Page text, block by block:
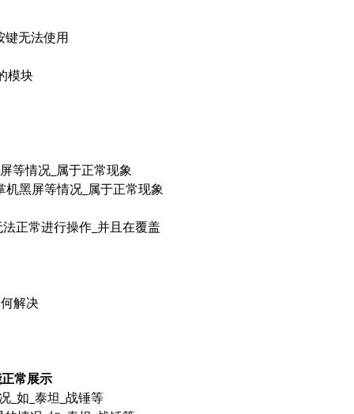
键无法使用
模块
等情况_属于正常现象
黑屏等情况_属于正常现象
正常进行操作_并且在覆盖
解决
常展示
_如_泰坦_战锤等